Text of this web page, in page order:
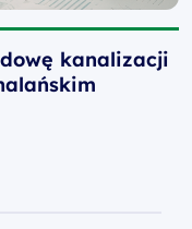
kanalizacji